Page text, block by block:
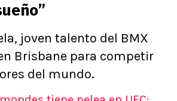
joven talento del BMX
Brisbane para competir
del mundo.